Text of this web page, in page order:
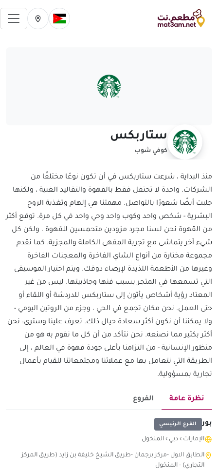
تغيير الدولة الحالية
تغيير المدينة
ستاربكس
كوفي شوب
منذ البداية ، شرعت ستاربكس في أن تكون نوعًا مختلفًا من
الشركات. واحدة لا تحتفل فقط بالقهوة والتقاليد الغنية ، ولكنها
جلبت أيضًا شعورًا بالتواصل. مهمتنا هي إلهام وتغذية الروح
البشرية - شخص واحد وكوب واحد وحي واحد في كل مرة. توقع أكثر
من القهوة نحن لسنا مجرد مزودين متحمسين للقهوة ، ولكن كل
شيء آخر يتماشى مع تجربة المقهى الكاملة والمجزية. كما نقدم
مجموعة مختارة من أنواع الشاي الفاخرة والمعجنات الفاخرة
وغيرها من الأطعمة اللذيذة لإرضاء ذوقك. ويتم اختيار الموسيقى
التي تسمعها في المتجر بسبب فنها وجاذبيتها. ليس من غير
المعتاد رؤية أشخاص يأتون إلى ستاربكس للدردشة أو اللقاء أو
حتى العمل. نحن مكان تجمع في الحي ، وجزء من الروتين اليومي -
ولا يمكننا أن نكون أكثر سعادة حيال ذلك. تعرف علينا وسترى: نحن
أكثر بكثير مما نصنعه. نحن نتأكد من أن كل ما نقوم به هو من
منظور الإنسانية - من التزامنا بأعلى جودة قهوة في العالم ، إلى
الطريقة التي نتعامل بها مع عملائنا ومجتمعاتنا للقيام بأعمال
تجارية بمسؤولية.
نظرة عامة الفروع
بور الفرع الرئيسي
الإمارات › دبي › المنخول
الطابق الاول -مركز برجمان -طريق الشيخ خليفة بن زايد (طريق المركز
التجاري) - المنخول